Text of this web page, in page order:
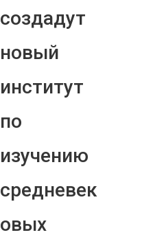
создадут
новый
институт
по
изучению
средневек
овых